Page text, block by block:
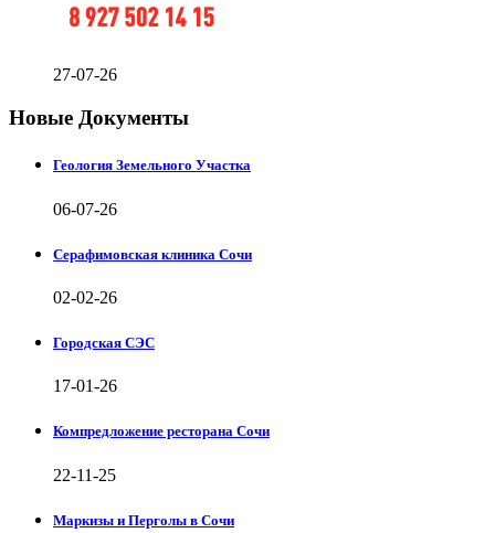
27-07-26
Новые Документы
Геология Земельного Участка
06-07-26
Серафимовская клиника Сочи
02-02-26
Городская СЭС
17-01-26
Компредложение ресторана Сочи
22-11-25
Маркизы и Перголы в Сочи